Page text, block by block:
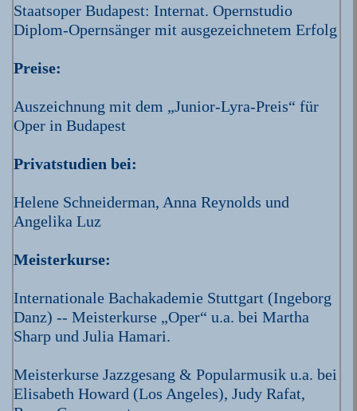
Staatsoper Budapest: Internat. Opernstudio
Diplom-Opernsänger mit ausgezeichnetem Erfolg
Preise:
Auszeichnung mit dem „Junior-Lyra-Preis“ für
Oper in Budapest
Privatstudien bei:
Helene Schneiderman, Anna Reynolds und
Angelika Luz
Meisterkurse:
Internationale Bachakademie Stuttgart (Ingeborg
Danz) -- Meisterkurse „Oper“ u.a. bei Martha
Sharp und Julia Hamari.
Meisterkurse Jazzgesang & Popularmusik u.a. bei
Elisabeth Howard (Los Angeles), Judy Rafat,